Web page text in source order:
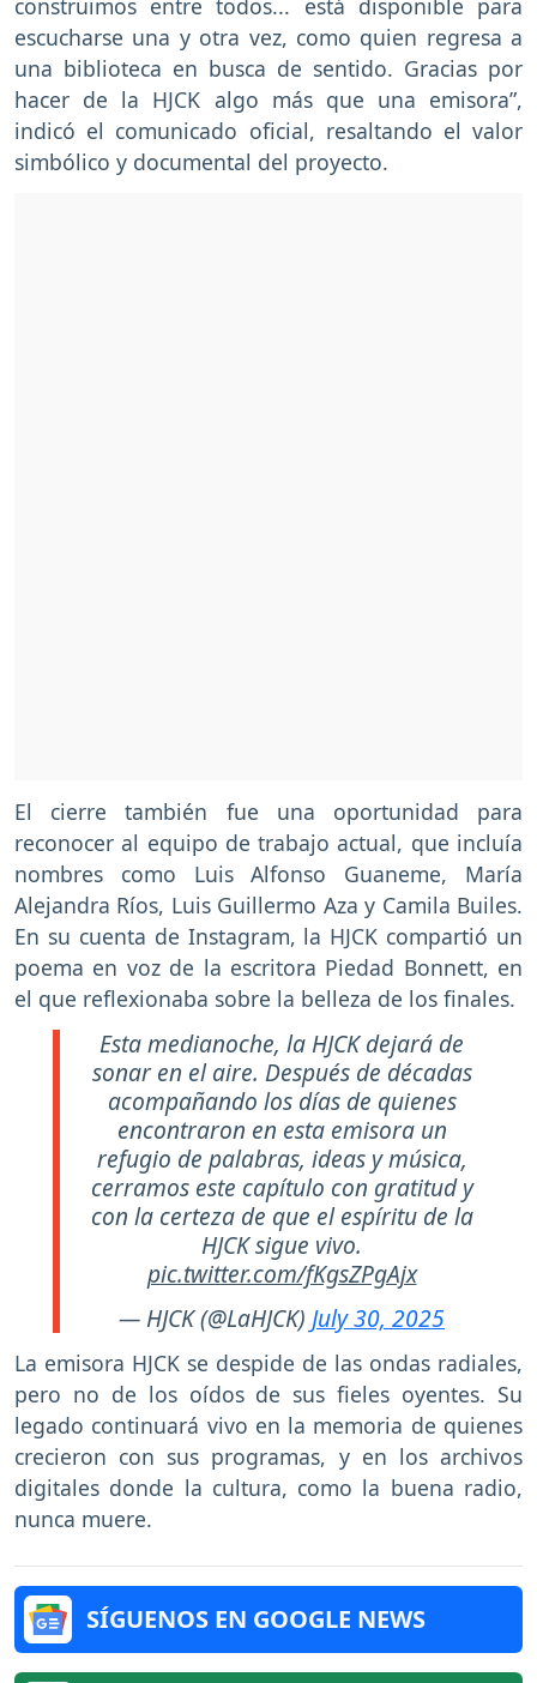
construimos entre todos... está disponible para
escucharse una y otra vez, como quien regresa a
una biblioteca en busca de sentido. Gracias por
hacer de la HJCK algo más que una emisora”,
indicó el comunicado oficial, resaltando el valor
simbólico y documental del proyecto.
El cierre también fue una oportunidad para
reconocer al equipo de trabajo actual, que incluía
nombres como Luis Alfonso Guaneme, María
Alejandra Ríos, Luis Guillermo Aza y Camila Builes.
En su cuenta de Instagram, la HJCK compartió un
poema en voz de la escritora Piedad Bonnett, en
el que reflexionaba sobre la belleza de los finales.
Esta medianoche, la HJCK dejará de
sonar en el aire. Después de décadas
acompañando los días de quienes
encontraron en esta emisora un
refugio de palabras, ideas y música,
cerramos este capítulo con gratitud y
con la certeza de que el espíritu de la
HJCK sigue vivo.
pic.twitter.com/fKgsZPgAjx
— HJCK (@LaHJCK) July 30, 2025
La emisora HJCK se despide de las ondas radiales,
pero no de los oídos de sus fieles oyentes. Su
legado continuará vivo en la memoria de quienes
crecieron con sus programas, y en los archivos
digitales donde la cultura, como la buena radio,
nunca muere.
SÍGUENOS EN GOOGLE NEWS